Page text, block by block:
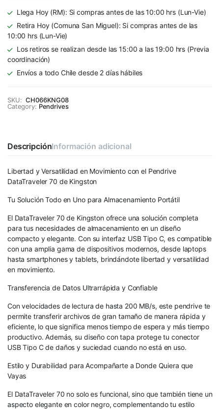
Llega Hoy (RM): Si compras antes de las 10:00 hrs (Lun-Vie)
Retira Hoy (Comuna San Miguel): Si compras antes de las
10:00 hrs (Lun-Vie)
Los retiros se realizan desde las 15:00 a las 19:00 hrs (Previa
coordinación)
Envíos a todo Chile desde 2 días hábiles
SKU: CH066KNG08
Category: Pendrives
DescripciónInformación adicional
Libertad y Versatilidad en Movimiento con el Pendrive
DataTraveler 70 de Kingston
Tu Solución Todo en Uno para Almacenamiento Portátil
El DataTraveler 70 de Kingston ofrece una solución completa
para tus necesidades de almacenamiento en un diseño
compacto y elegante. Con su interfaz USB Tipo C, es compatible
con una amplia gama de dispositivos modernos, desde laptops
hasta smartphones y tablets, brindándote libertad y versatilidad
en movimiento.
Transferencia de Datos Ultrarrápida y Confiable
Con velocidades de lectura de hasta 200 MB/s, este pendrive te
permite transferir archivos de gran tamaño de manera rápida y
eficiente, lo que significa menos tiempo de espera y más tiempo
productivo. Además, su diseño con tapa protege tu conector
USB Tipo C de daños y suciedad cuando no está en uso.
Estilo y Durabilidad para Acompañarte a Donde Quiera que
Vayas
El DataTraveler 70 no solo es funcional, sino que también tiene un
aspecto elegante en color negro, complementando tu estilo